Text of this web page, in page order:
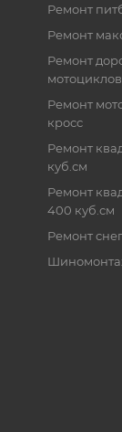
Ремонт
Ремонт
Ремонт
мотоциклов
Ремонт
кросс
Ремонт
куб.см
Ремонт
400 куб.см
Ремонт